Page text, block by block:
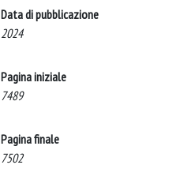
Data di pubblicazione
2024
Pagina iniziale
7489
Pagina finale
7502